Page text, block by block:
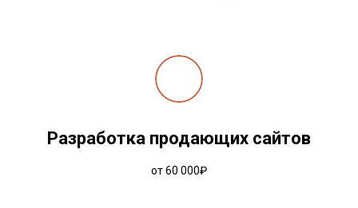
Разработка продающих сайтов
от 60 000₽